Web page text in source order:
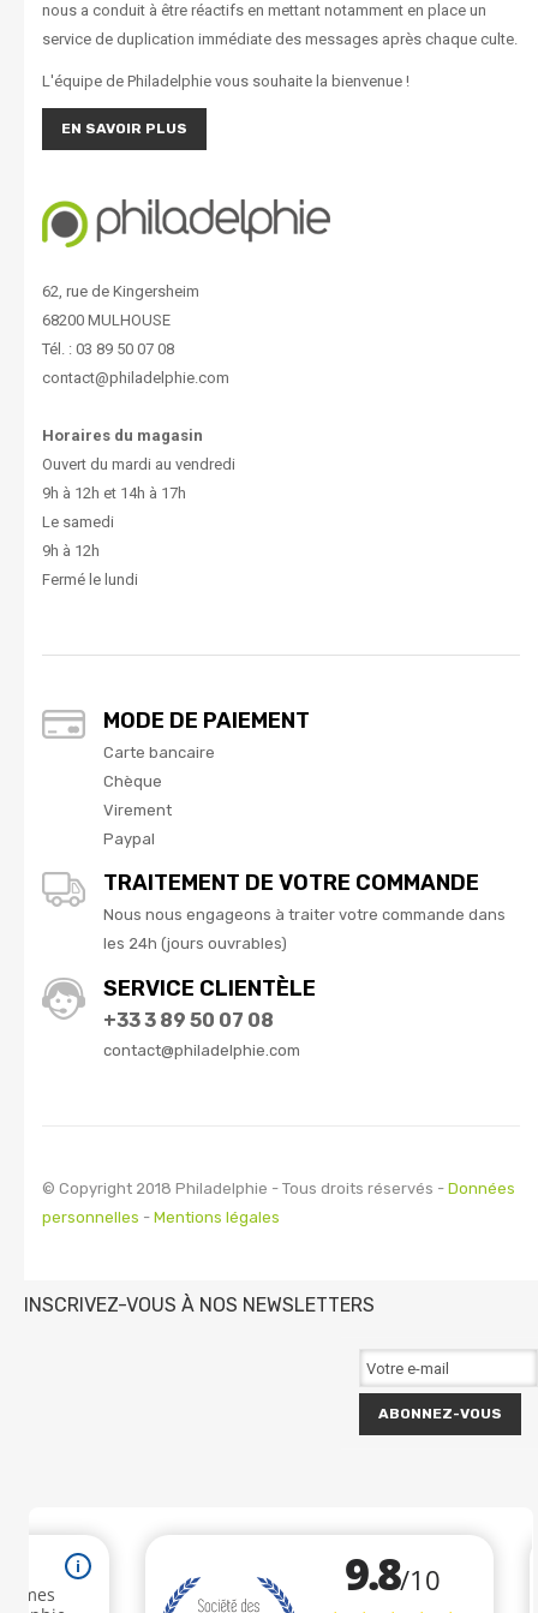
nous a conduit à être réactifs en mettant notamment en place un
service de duplication immédiate des messages après chaque culte.
L'équipe de Philadelphie vous souhaite la bienvenue !
EN SAVOIR PLUS
62, rue de Kingersheim
68200 MULHOUSE
Tél. : 03 89 50 07 08
contact@philadelphie.com
Horaires du magasin
Ouvert du mardi au vendredi
9h à 12h et 14h à 17h
Le samedi
9h à 12h
Fermé le lundi
MODE DE PAIEMENT
Carte bancaire
Chèque
Virement
Paypal
TRAITEMENT DE VOTRE COMMANDE
Nous nous engageons à traiter votre commande dans
les 24h (jours ouvrables)
SERVICE CLIENTÈLE
+33 3 89 50 07 08
contact@philadelphie.com
© Copyright 2018 Philadelphie - Tous droits réservés - Données
personnelles - Mentions légales
INSCRIVEZ-VOUS À NOS NEWSLETTERS
ABONNEZ-VOUS